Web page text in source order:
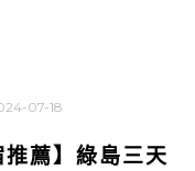
07-18
薦】綠島三天